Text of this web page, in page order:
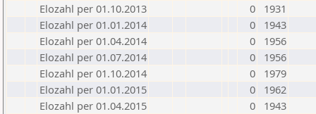
Elozahl per 01.10.2013
0
1931
Elozahl per 01.01.2014
0
1943
Elozahl per 01.04.2014
0
1956
Elozahl per 01.07.2014
0
1956
Elozahl per 01.10.2014
0
1979
Elozahl per 01.01.2015
0
1962
Elozahl per 01.04.2015
0
1943